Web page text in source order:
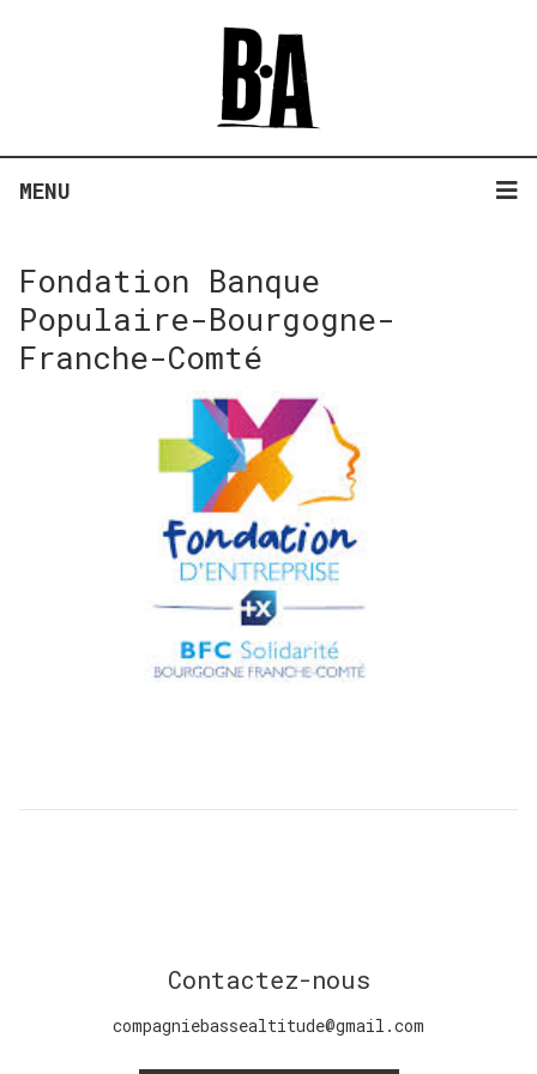
MENU
Fondation Banque
Populaire-Bourgogne-
Franche-Comté
Contactez-nous
compagniebassealtitude@gmail.com